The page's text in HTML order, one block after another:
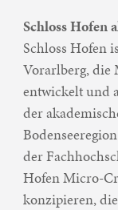
Schloss Hofen
Schloss Hofen
Vorarlberg, die
entwickelt und
der
der
Hofen Micro-
konzipieren,